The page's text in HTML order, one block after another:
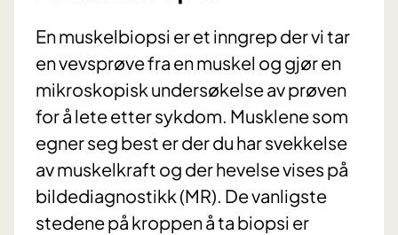
En muskelbiopsi er et inngrep der vi tar
en vevsprøve fra en muskel og gjør en
mikroskopisk undersøkelse av prøven
for å lete etter sykdom. Musklene som
egner seg best er der du har svekkelse
av muskelkraft og der hevelse vises på
bildediagnostikk (MR). De vanligste
stedene på kroppen å ta biopsi er